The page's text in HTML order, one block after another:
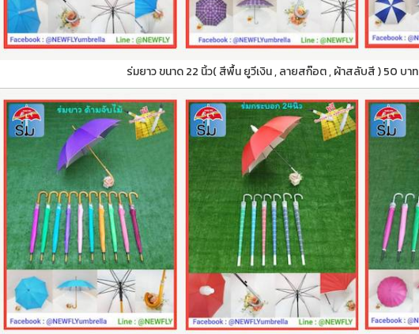
ร่มยาว ขนาด 22 นิ้ว( สีพื้น ยูวีเงิน , ลายสก๊อต , ผ้าสลับสี ) 50 บาท